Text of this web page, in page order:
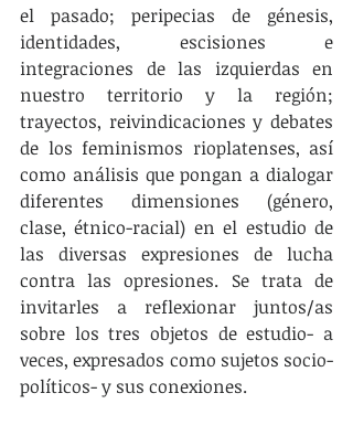
el pasado; peripecias de génesis,
identidades, escisiones e
integraciones de las izquierdas en
nuestro territorio y la región;
trayectos, reivindicaciones y debates
de los feminismos rioplatenses, así
como análisis que pongan a dialogar
diferentes dimensiones (género,
clase, étnico-racial) en el estudio de
las diversas expresiones de lucha
contra las opresiones. Se trata de
invitarles a reflexionar juntos/as
sobre los tres objetos de estudio- a
veces, expresados como sujetos socio-
políticos- y sus conexiones.